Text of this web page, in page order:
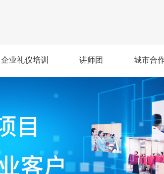
企业礼仪培训 讲师团 城市合